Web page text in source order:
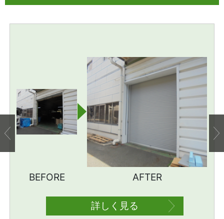
BEFORE AFTER
詳しく見る